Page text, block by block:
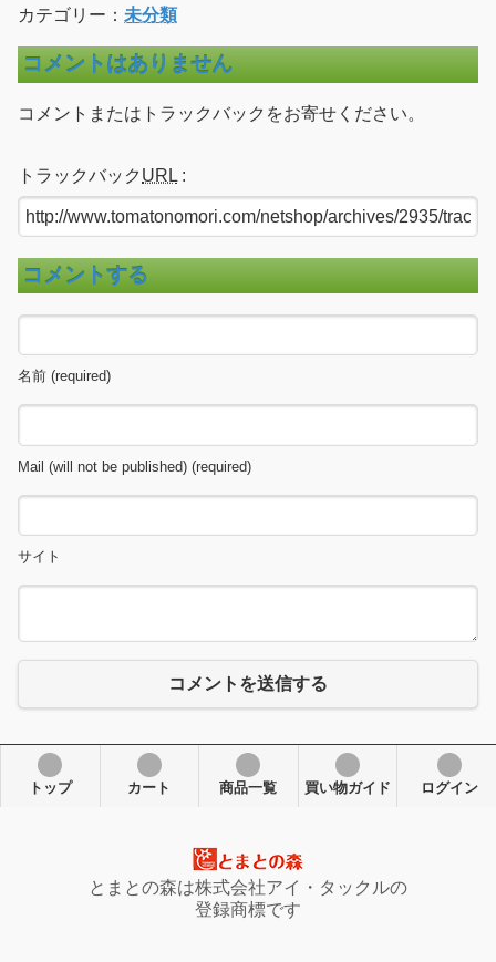
カテゴリー： 未分類
コメントはありません
コメントまたはトラックバックをお寄せください。
トラックバック URL :
コメントする
名前 (required)
Mail (will not be published) (required)
サイト
コメントを送信する
トップ カート 商品一覧 買い物ガイド ログイン
とまとの森は株式会社アイ・タックルの
登録商標です